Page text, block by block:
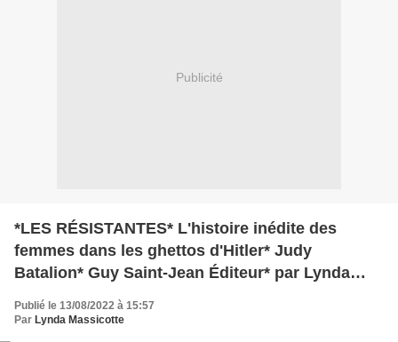
Publicité
*LES RÉSISTANTES* L'histoire inédite des
femmes dans les ghettos d'Hitler* Judy
Batalion* Guy Saint-Jean Éditeur* par Lynda
Publié le 13/08/2022 à 15:57
Par Lynda Massicotte